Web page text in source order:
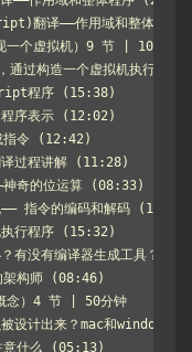
翻译——作用域和整体程
一个虚拟机）9 节 | 102分钟
通过构造一个虚拟机执行机
程序 (15:38)
序表示 (12:02)
指令 (12:42)
过程讲解 (11:28)
奇的位运算 (08:33)
指令的编码和解码 (16:22)
行程序 (15:32)
有没有编译器生成工具？
架构师 (08:46)
念）4 节 | 50分钟
设计出来？mac和windows
意什么 (05:13)